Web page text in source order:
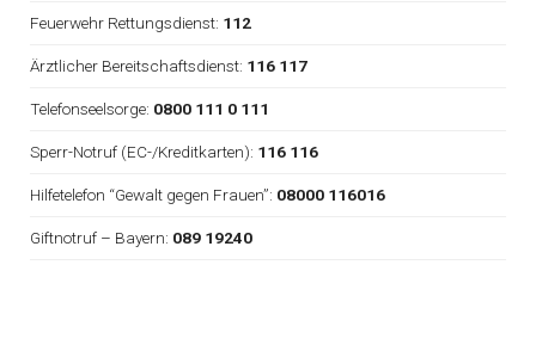
Feuerwehr Rettungsdienst: 112
Ärztlicher Bereitschaftsdienst: 116 117
Telefonseelsorge: 0800 111 0 111
Sperr-Notruf (EC-/Kreditkarten): 116 116
Hilfetelefon “Gewalt gegen Frauen”: 08000 116016
Giftnotruf – Bayern: 089 19240